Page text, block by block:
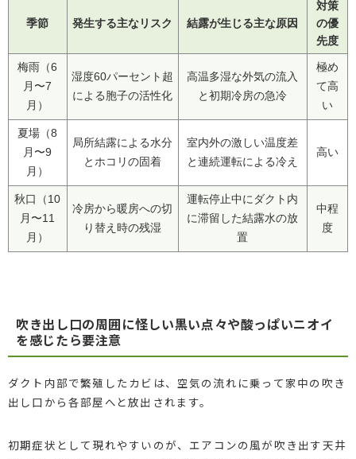
季節 発生する主なリスク 結露が生じる主な原因
対策
の優
先度
梅雨（6
月〜7
月）
湿度60パーセント超
による胞子の活性化
高温多湿な外気の流入
と初期冷房の急冷
極め
て高
い
夏場（8
月〜9
月）
局所結露による水分
とホコリの固着
室内外の激しい温度差
と連続運転による冷え
高い
秋口（10
月〜11
月）
冷房から暖房への切
り替え時の残湿
運転停止中にダクト内
に滞留した結露水の放
置
中程
度
吹き出し口の周囲に怪しい黒い点々や酸っぱいニオイ
を感じたら要注意
ダクト内部で繁殖したカビは、空気の流れに乗って家中の吹き
出し口から各部屋へと放出されます。
初期症状として現れやすいのが、エアコンの風が吹き出す天井